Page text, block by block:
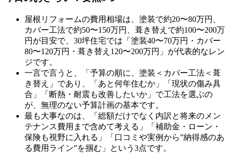
屋根リフォームの費用相場は、塗装で約20〜80万円、
カバー工法で約50〜150万円、葺き替えで約100〜200万
円が目安で、30坪住宅では「塗装40〜70万円・カバー
80〜120万円・葺き替え120〜200万円」が代表的なレン
ジです。
一言で言うと、「予算の順に、塗装＜カバー工法＜葺
き替え」であり、「あと何年住むか」「現状の傷み具
合」「断熱・耐震も改善したいか」で工法を選ぶの
が、無理のない予算計画の基本です。
最も大事なのは、「総額だけでなく内訳と将来のメン
テナンス費用まで含めて考える」「補助金・ローン・
保険も視野に入れる」「口コミや実例から”納得感のあ
る費用ライン”を掴む」という3点です。